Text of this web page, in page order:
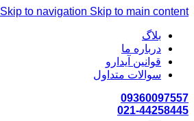
Skip to navigation Skip to main content
بلاگ
درباره ما
قوانین آیدارو
سوالات متداول
09360097557
021-44258445